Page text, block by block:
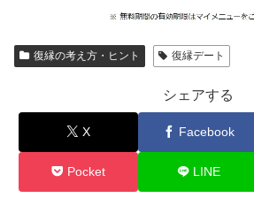
復縁の考え方・ヒント 復縁デート
シェアする
X Facebook
Pocket LINE